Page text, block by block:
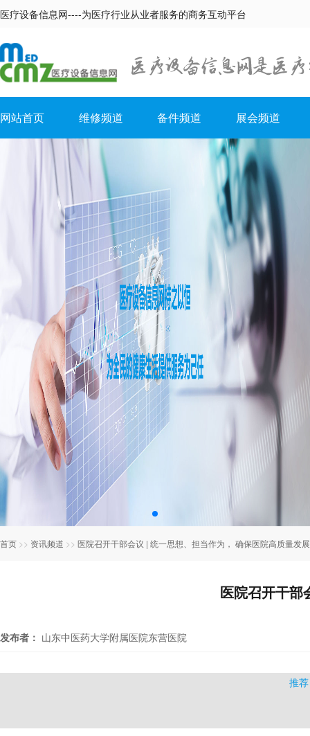
医疗设备信息网----为医疗行业从业者服务的商务互动平台
网站首页 维修频道 备件频道 展会频道
首页 >> 资讯频道 >> 医院召开干部会议 | 统一思想、担当作为， 确保医院高质量发展
医院召开干部
发布者： 山东中医药大学附属医院东营医院
推荐